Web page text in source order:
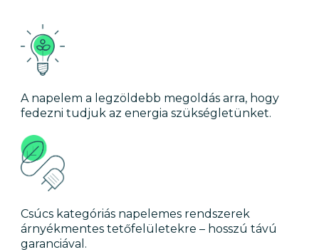
A napelem a legzöldebb megoldás arra, hogy
fedezni tudjuk az energia szükségletünket.
Csúcs kategóriás napelemes rendszerek
árnyékmentes tetőfelületekre – hosszú távú
garanciával.